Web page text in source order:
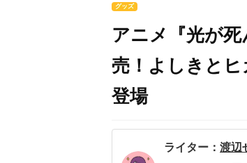
グッズ
アニメ『光が
売！よしきと
登場
ライター： 渡辺